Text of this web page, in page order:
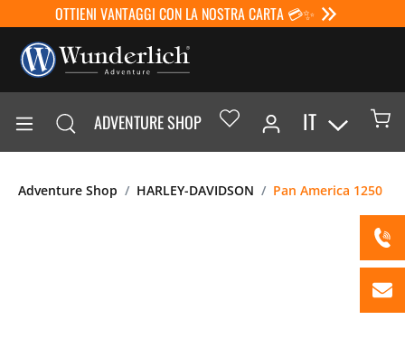
OTTIENI VANTAGGI CON LA NOSTRA CARTA 💳✨
ADVENTURE SHOP IT
Adventure Shop HARLEY-DAVIDSON Pan America 1250